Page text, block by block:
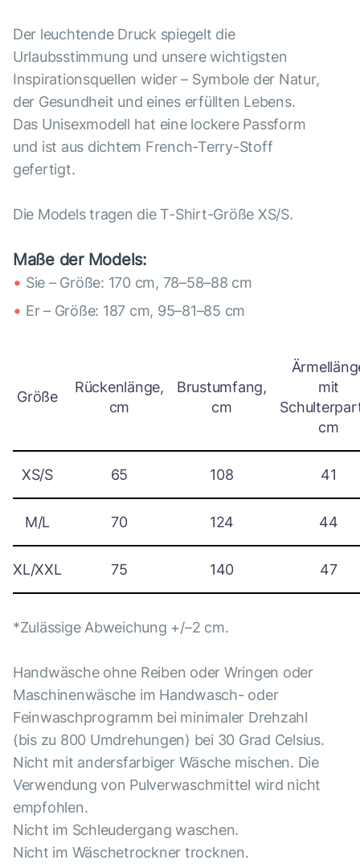
Der leuchtende Druck spiegelt die
Urlaubsstimmung und unsere wichtigsten
Inspirationsquellen wider – Symbole der Natur,
der Gesundheit und eines erfüllten Lebens.
Das Unisexmodell hat eine lockere Passform
und ist aus dichtem French-Terry-Stoff
gefertigt.
Die Models tragen die T-Shirt-Größe XS/S.
Maße der Models:
Sie – Größe: 170 cm, 78–58–88 cm
Er – Größe: 187 cm, 95–81–85 cm
Größe
Rückenlänge,
cm
Brustumfang,
cm
mit
cm
XS/S 65 108 41
M/L 70 124 44
XL/XXL 75 140 47
*Zulässige Abweichung +/–2 cm.
Handwäsche ohne Reiben oder Wringen oder
Maschinenwäsche im Handwasch- oder
Feinwaschprogramm bei minimaler Drehzahl
(bis zu 800 Umdrehungen) bei 30 Grad Celsius.
Nicht mit andersfarbiger Wäsche mischen. Die
Verwendung von Pulverwaschmittel wird nicht
empfohlen.
Nicht im Schleudergang waschen.
Nicht im Wäschetrockner trocknen.